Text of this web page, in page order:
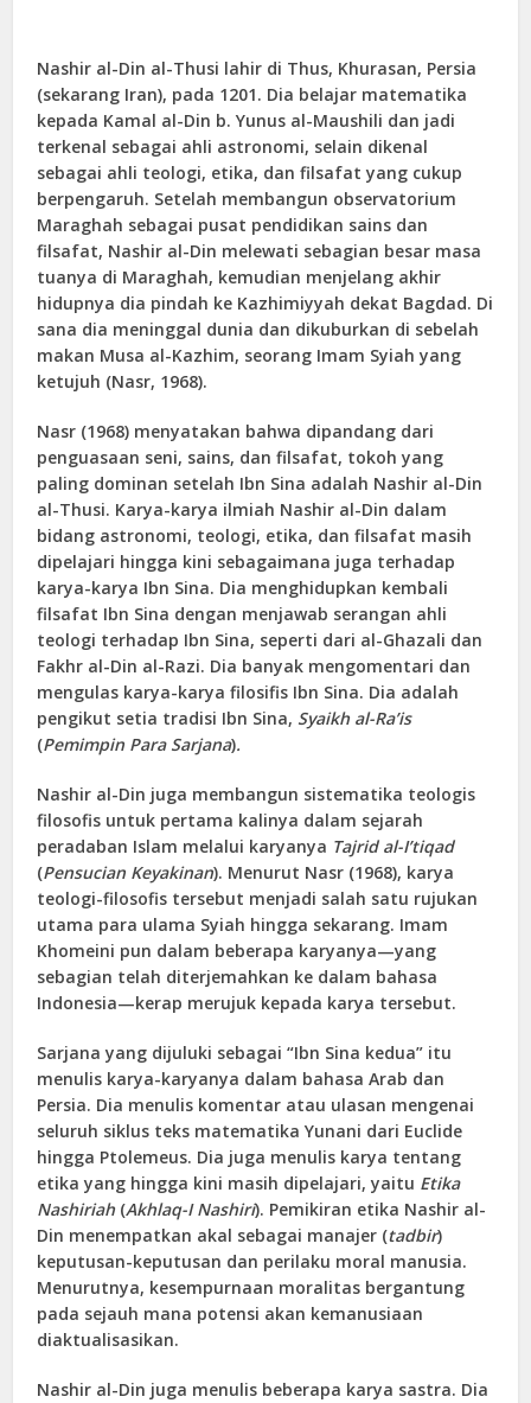
Nashir al-Din al-Thusi lahir di Thus, Khurasan, Persia
(sekarang Iran), pada 1201. Dia belajar matematika
kepada Kamal al-Din b. Yunus al-Maushili dan jadi
terkenal sebagai ahli astronomi, selain dikenal
sebagai ahli teologi, etika, dan filsafat yang cukup
berpengaruh. Setelah membangun observatorium
Maraghah sebagai pusat pendidikan sains dan
filsafat, Nashir al-Din melewati sebagian besar masa
tuanya di Maraghah, kemudian menjelang akhir
hidupnya dia pindah ke Kazhimiyyah dekat Bagdad. Di
sana dia meninggal dunia dan dikuburkan di sebelah
makan Musa al-Kazhim, seorang Imam Syiah yang
ketujuh (Nasr, 1968).
Nasr (1968) menyatakan bahwa dipandang dari
penguasaan seni, sains, dan filsafat, tokoh yang
paling dominan setelah Ibn Sina adalah Nashir al-Din
al-Thusi. Karya-karya ilmiah Nashir al-Din dalam
bidang astronomi, teologi, etika, dan filsafat masih
dipelajari hingga kini sebagaimana juga terhadap
karya-karya Ibn Sina. Dia menghidupkan kembali
filsafat Ibn Sina dengan menjawab serangan ahli
teologi terhadap Ibn Sina, seperti dari al-Ghazali dan
Fakhr al-Din al-Razi. Dia banyak mengomentari dan
mengulas karya-karya filosifis Ibn Sina. Dia adalah
pengikut setia tradisi Ibn Sina, Syaikh al-Ra’is
(Pemimpin Para Sarjana).
Nashir al-Din juga membangun sistematika teologis
filosofis untuk pertama kalinya dalam sejarah
peradaban Islam melalui karyanya Tajrid al-I’tiqad
(Pensucian Keyakinan). Menurut Nasr (1968), karya
teologi-filosofis tersebut menjadi salah satu rujukan
utama para ulama Syiah hingga sekarang. Imam
Khomeini pun dalam beberapa karyanya—yang
sebagian telah diterjemahkan ke dalam bahasa
Indonesia—kerap merujuk kepada karya tersebut.
Sarjana yang dijuluki sebagai “Ibn Sina kedua” itu
menulis karya-karyanya dalam bahasa Arab dan
Persia. Dia menulis komentar atau ulasan mengenai
seluruh siklus teks matematika Yunani dari Euclide
hingga Ptolemeus. Dia juga menulis karya tentang
etika yang hingga kini masih dipelajari, yaitu Etika
Nashiriah (Akhlaq-I Nashiri). Pemikiran etika Nashir al-
Din menempatkan akal sebagai manajer (tadbir)
keputusan-keputusan dan perilaku moral manusia.
Menurutnya, kesempurnaan moralitas bergantung
pada sejauh mana potensi akan kemanusiaan
diaktualisasikan.
Nashir al-Din juga menulis beberapa karya sastra. Dia